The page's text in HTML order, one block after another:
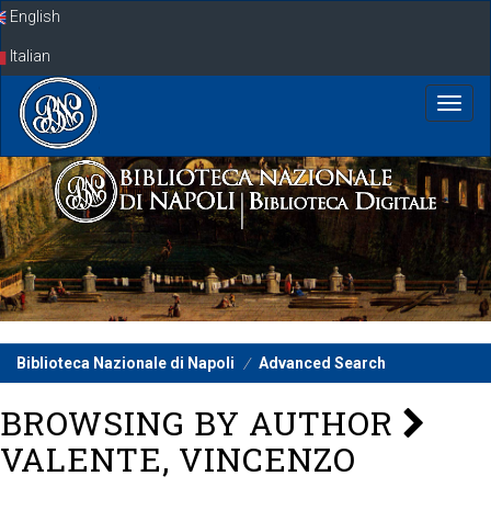
SkipEnglish
Italian
Biblioteca Nazionale di Napoli Advanced Search
BROWSING BY AUTHOR
VALENTE, VINCENZO